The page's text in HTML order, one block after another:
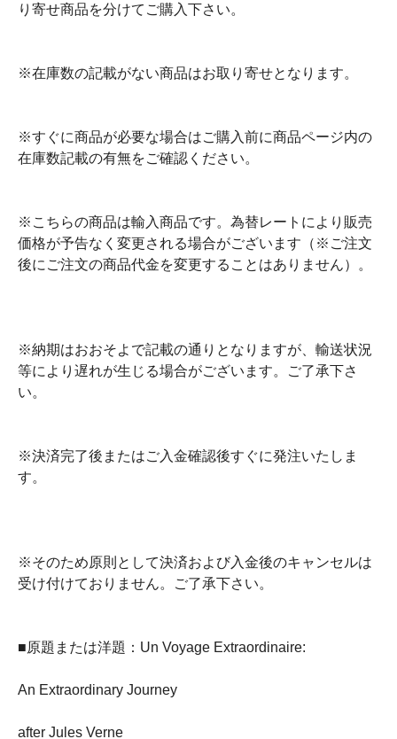
り寄せ商品を分けてご購入下さい。
※在庫数の記載がない商品はお取り寄せとなります。
※すぐに商品が必要な場合はご購入前に商品ページ内の
在庫数記載の有無をご確認ください。
※こちらの商品は輸入商品です。為替レートにより販売
価格が予告なく変更される場合がございます（※ご注文
後にご注文の商品代金を変更することはありません）。
※納期はおおそよで記載の通りとなりますが、輸送状況
等により遅れが生じる場合がございます。ご了承下さ
い。
※決済完了後またはご入金確認後すぐに発注いたしま
す。
※そのため原則として決済および入金後のキャンセルは
受け付けておりません。ご了承下さい。
■原題または洋題：Un Voyage Extraordinaire:
An Extraordinary Journey
after Jules Verne